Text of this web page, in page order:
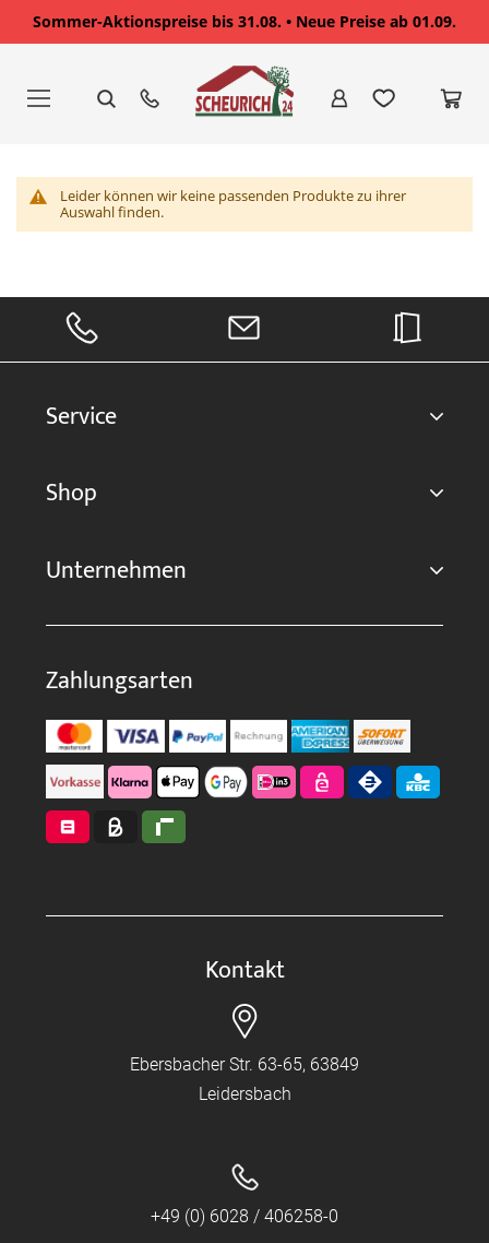
Sommer-Aktionspreise bis 31.08. • Neue Preise ab 01.09.
springen
Leider können wir keine passenden Produkte zu ihrer
Auswahl finden.
Service
Shop
Unternehmen
Zahlungsarten
Kontakt
Ebersbacher Str. 63-65, 63849
Leidersbach
+49 (0) 6028 / 406258-0